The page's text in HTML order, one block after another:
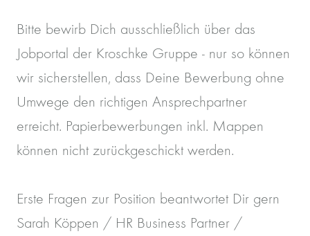
Bitte bewirb Dich ausschließlich über das
Jobportal der Kroschke Gruppe - nur so können
wir sicherstellen, dass Deine Bewerbung ohne
Umwege den richtigen Ansprechpartner
erreicht. Papierbewerbungen inkl. Mappen
können nicht zurückgeschickt werden.
Erste Fragen zur Position beantwortet Dir gern
Sarah Köppen / HR Business Partner /